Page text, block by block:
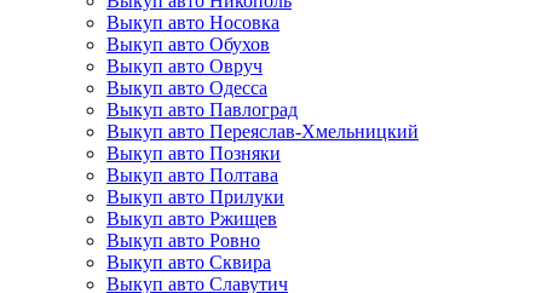
Выкуп авто Носовка
Выкуп авто Обухов
Выкуп авто Овруч
Выкуп авто Одесса
Выкуп авто Павлоград
Выкуп авто Переяслав-Хмельницкий
Выкуп авто Позняки
Выкуп авто Полтава
Выкуп авто Прилуки
Выкуп авто Ржищев
Выкуп авто Ровно
Выкуп авто Сквира
Выкуп авто Славутич